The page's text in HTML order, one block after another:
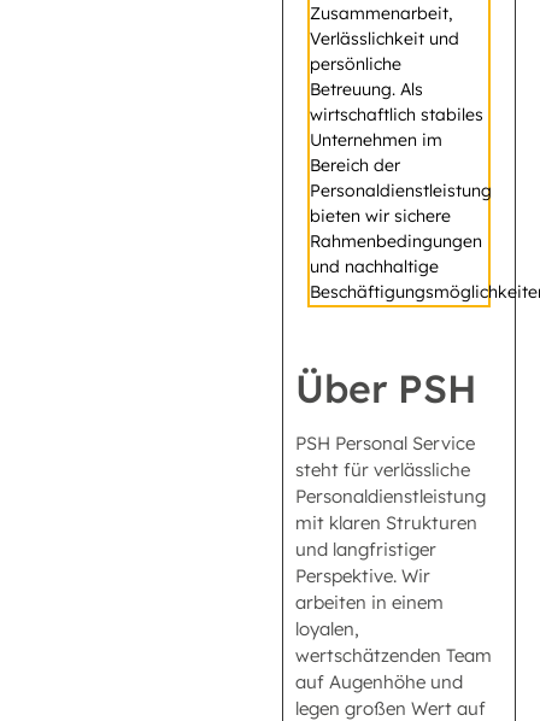
Zusammenarbeit,
Verlässlichkeit und
persönliche
Betreuung. Als
wirtschaftlich stabiles
Unternehmen im
Bereich der
Personaldienstleistung
bieten wir sichere
Rahmenbedingungen
und nachhaltige
Über PSH
PSH Personal Service
steht für verlässliche
Personaldienstleistung
mit klaren Strukturen
und langfristiger
Perspektive. Wir
arbeiten in einem
loyalen,
wertschätzenden Team
auf Augenhöhe und
legen großen Wert auf